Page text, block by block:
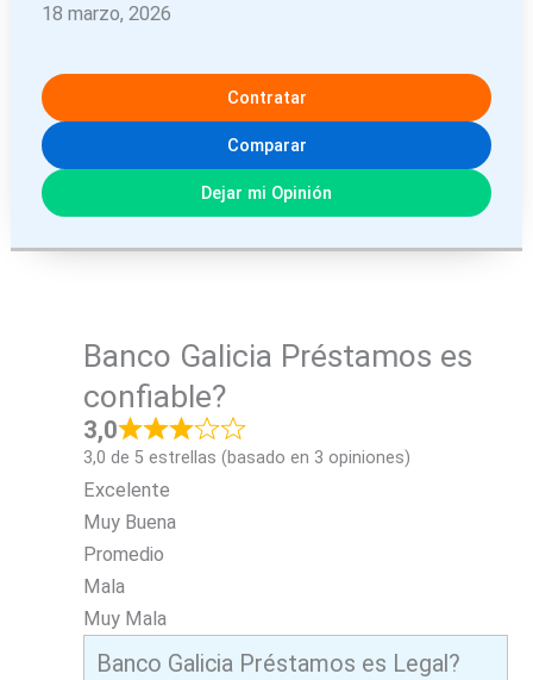
18 marzo, 2026
Contratar
Comparar
Dejar mi Opinión
Banco Galicia Préstamos es
confiable?
3,0
3,0 de 5 estrellas (basado en 3 opiniones)
Excelente
Muy Buena
Promedio
Mala
Muy Mala
Banco Galicia Préstamos es Legal?